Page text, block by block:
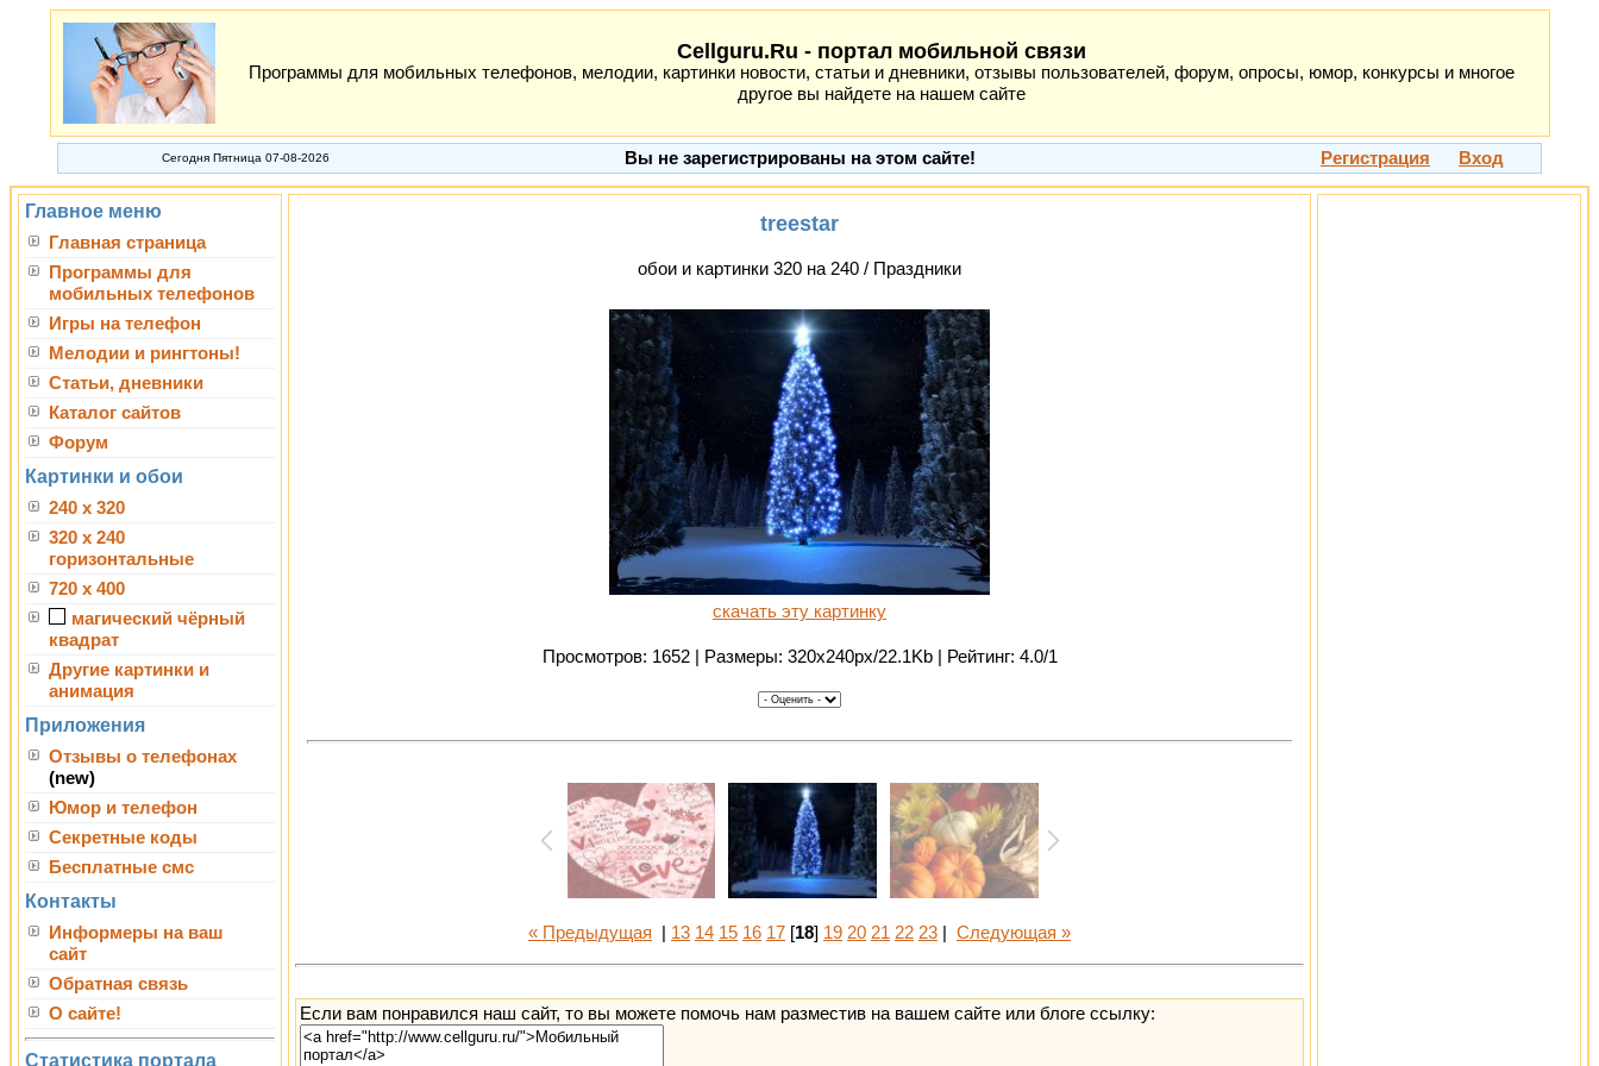
Cellguru.Ru - портал мобильной связи
Программы для мобильных телефонов, мелодии, картинки новости, статьи и дневники, отзывы пользователей, форум, опросы, юмор, конкурсы и многое
другое вы найдете на нашем сайте
Сегодня Пятница 07-08-2026 Вы не зарегистрированы на этом сайте! Регистрация Вход
Главное меню
Главная страница
Программы для
мобильных телефонов
Игры на телефон
Мелодии и рингтоны!
Статьи, дневники
Каталог сайтов
Форум
Картинки и обои
240 x 320
320 x 240
горизонтальные
720 x 400
магический чёрный
квадрат
Другие картинки и
анимация
Приложения
Отзывы о телефонах
(new)
Юмор и телефон
Секретные коды
Бесплатные смс
Контакты
Информеры на ваш
сайт
Обратная связь
О сайте!
Статистика портала
treestar
обои и картинки 320 на 240 / Праздники
скачать эту картинку
Просмотров: 1652 | Размеры: 320x240px/22.1Kb | Рейтинг: 4.0/1
« Предыдущая 13 14 15 16 17 [18] 19 20 21 22 23 Следующая »
Если вам понравился наш сайт, то вы можете помочь нам разместив на вашем сайте или блоге ссылку: